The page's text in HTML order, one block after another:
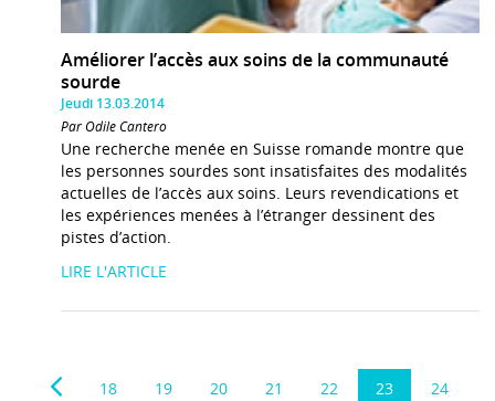
Améliorer l’accès aux soins de la communauté
sourde
Jeudi 13.03.2014
Par Odile Cantero
Une recherche menée en Suisse romande montre que
les personnes sourdes sont insatisfaites des modalités
actuelles de l’accès aux soins. Leurs revendications et
les expériences menées à l’étranger dessinent des
pistes d’action.
LIRE L'ARTICLE
18 19 20 21 22 23 24